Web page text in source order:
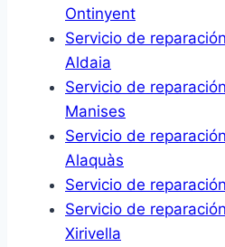
Ontinyent
Servicio de
Aldaia
Servicio de
Manises
Servicio de
Alaquàs
Servicio de
Servicio de
Xirivella